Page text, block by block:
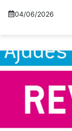
04/06/2026